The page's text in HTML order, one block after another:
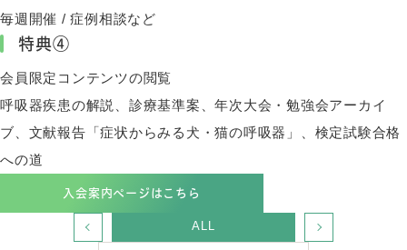
毎週開催 / 症例相談など
特典④
会員限定コンテンツの閲覧
呼吸器疾患の解説、診療基準案、年次大会・勉強会アーカイ
ブ、文献報告「症状からみる犬・猫の呼吸器」、検定試験合格
への道
入会案内ページはこちら
ALL